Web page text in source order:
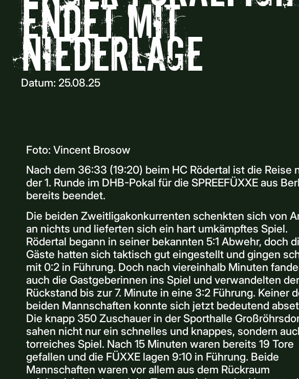
endet mit
Niederlage
Datum: 25.08.25
Foto: Vincent Brosow
Nach dem 36:33 (19:20) beim HC Rödertal ist die Reise
der 1. Runde im DHB-Pokal für die SPREEFÜXXE aus
bereits beendet.
Die beiden Zweitligakonkurrenten schenkten sich von
an nichts und lieferten sich ein hart umkämpftes Spiel.
Rödertal begann in seiner bekannten 5:1 Abwehr, doch
Gäste hatten sich taktisch gut eingestellt und gingen
mit 0:2 in Führung. Doch nach viereinhalb Minuten
auch die Gastgeberinnen ins Spiel und verwandelten
Rückstand bis zur 7. Minute in eine 3:2 Führung. Keiner
beiden Mannschaften konnte sich jetzt bedeutend
Die knapp 350 Zuschauer in der Sporthalle
sahen nicht nur ein schnelles und knappes, sondern
torreiches Spiel. Nach 15 Minuten waren bereits 19 Tore
gefallen und die FÜXXE lagen 9:10 in Führung. Beide
Mannschaften waren vor allem aus dem Rückraum